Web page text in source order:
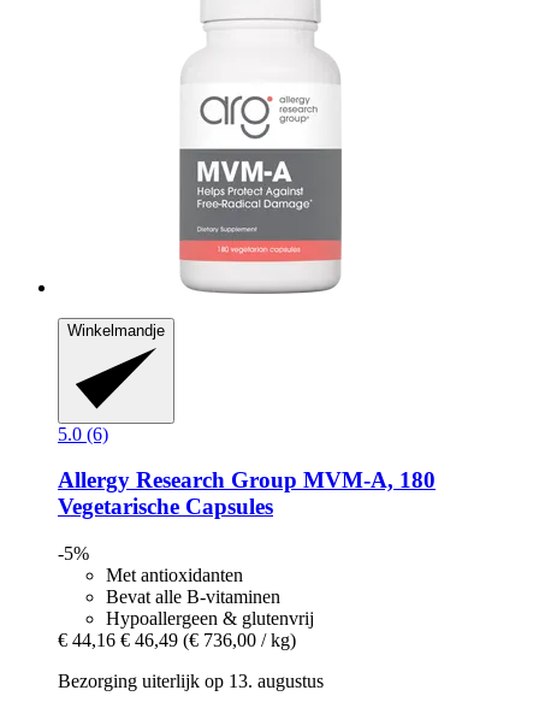
Winkelmandje
5.0 (6)
Allergy Research Group MVM-​A, 180
Vegetarische Capsules
-5%
Met antioxidanten
Bevat alle B-vitaminen
Hypoallergeen & glutenvrij
€ 44,16 € 46,49 (€ 736,00 / kg)
Bezorging uiterlijk op 13. augustus